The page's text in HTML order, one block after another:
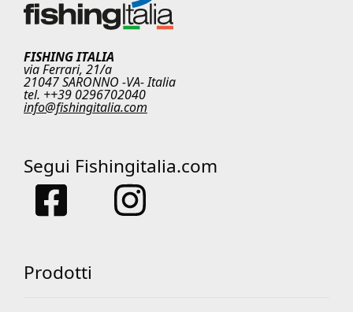
FISHING ITALIA
via Ferrari, 21/a
21047 SARONNO -VA- Italia
tel. ++39 0296702040
info@fishingitalia.com
Segui Fishingitalia.com
Prodotti